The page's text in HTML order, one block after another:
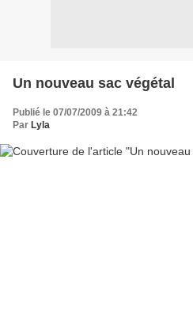
Un nouveau sac végétal
Publié le 07/07/2009 à 21:42
Par Lyla